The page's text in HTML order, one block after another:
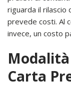
riguarda il rilascio
prevede costi. Al
invece, un costo
Carta